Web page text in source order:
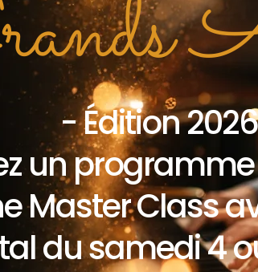
- Édition
un
Master Class
du samedi 4